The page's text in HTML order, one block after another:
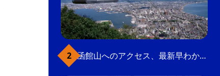
函館山へのアクセス、最新早わかりガイド